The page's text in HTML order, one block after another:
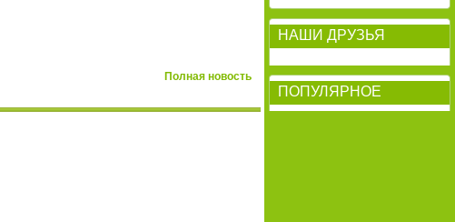
Полная новость
НАШИ ДРУЗЬЯ
ПОПУЛЯРНОЕ